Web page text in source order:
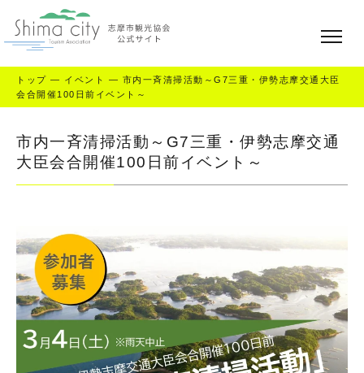
トップ — イベント — 市内一斉清掃活動～G7三重・伊勢志摩交通大臣
会合開催100日前イベント～
市内一斉清掃活動～G7三重・伊勢志摩交通
大臣会合開催100日前イベント～